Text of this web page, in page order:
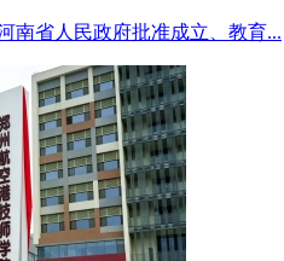
南省人民政府批准成立、教育...